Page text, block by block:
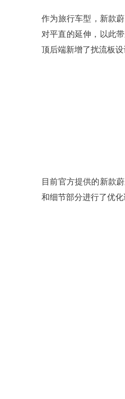
作为旅行车型，新款
对平直的延伸，以此
顶后端新增了扰流板
目前官方提供的新款
和细节部分进行了优